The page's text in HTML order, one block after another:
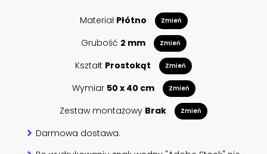
Materiał Płótno Zmień
Grubość 2 mm Zmień
Kształt Prostokąt Zmień
Wymiar 50 x 40 cm Zmień
Zestaw montażowy Brak Zmień
Darmowa dostawa.